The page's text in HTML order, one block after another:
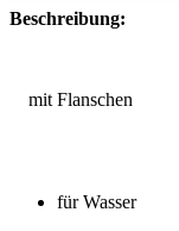
Beschreibung:
mit Flanschen
für Wasser